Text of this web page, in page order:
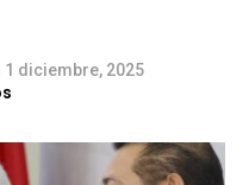
1 diciembre, 2025